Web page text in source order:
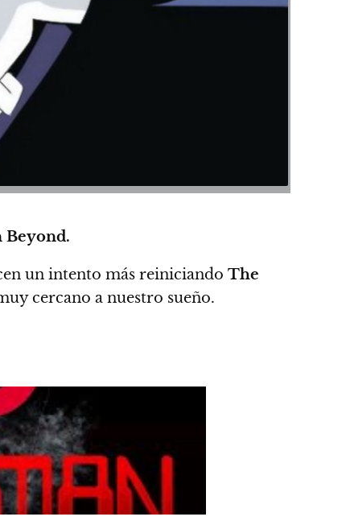
Beyond.
un intento más reiniciando The
cercano a nuestro sueño.